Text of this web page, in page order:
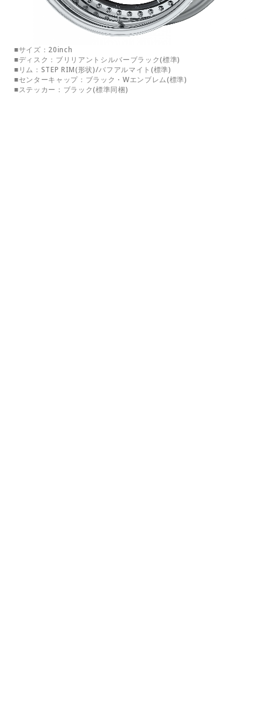
■サイズ：20inch
■ディスク：ブリリアントシルバーブラック(標準)
■リム：STEP RIM(形状)/バフアルマイト(標準)
■センターキャップ：ブラック・Wエンブレム(標準)
■ステッカー：ブラック(標準同梱)